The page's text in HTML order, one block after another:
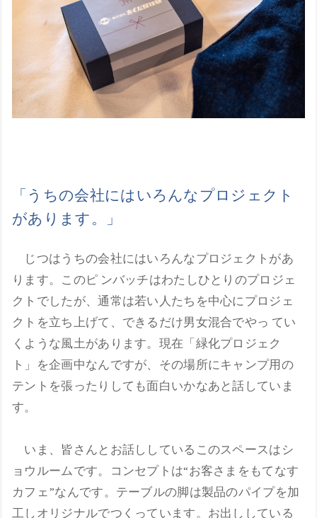
「うちの会社にはいろんなプロジェクト
があります。」
じつはうちの会社にはいろんなプロジェクトがあ
ります。このピ ンバッチはわたしひとりのプロジェ
クトでしたが、通常は若い人たちを中心にプロジェ
クトを立ち上げて、できるだけ男女混合でやっ てい
くような風土があります。現在「緑化プロジェク
ト」を企画中なんですが、その場所にキャンプ用の
テントを張ったりしても面白いかなあと話していま
す。
いま、皆さんとお話ししているこのスペースはシ
ョウルームです。コンセプトは“お客さまをもてなす
カフェ”なんです。テーブルの脚は製品のパイプを加
工しオリジナルでつくっています。お出ししている